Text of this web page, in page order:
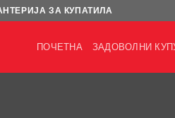
ЗА КУПАТИЛА
ПОЧЕТНА ЗАДОВОЛНИ